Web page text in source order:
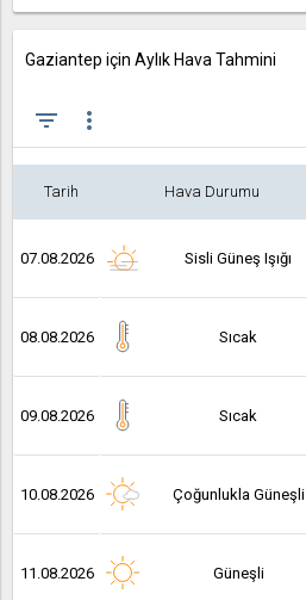
Gaziantep için Aylık Hava Tahmini
filter_list more_vert
Tarih Hava Durumu
07.08.2026 Sisli Güneş Işığı
08.08.2026 Sıcak
09.08.2026 Sıcak
10.08.2026 Çoğunlukla Güneşli
11.08.2026 Güneşli